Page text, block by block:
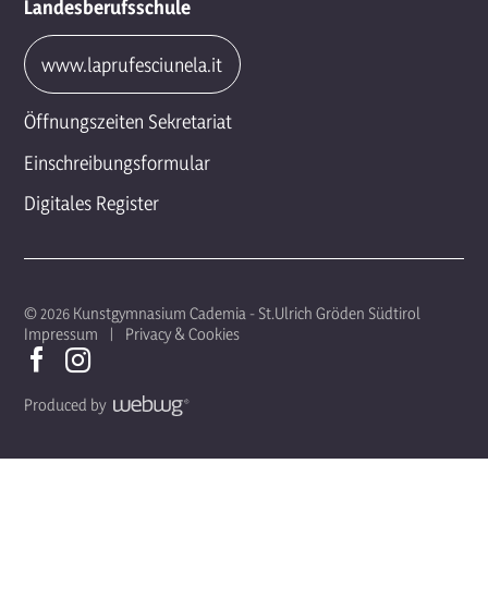
Landesberufsschule
www.laprufesciunela.it
Öffnungszeiten Sekretariat
Einschreibungsformular
Digitales Register
© 2026 Kunstgymnasium Cademia - St.Ulrich Gröden Südtirol
Impressum
Privacy & Cookies
Produced by